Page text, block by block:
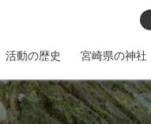
活動の歴史 宮崎県の神社